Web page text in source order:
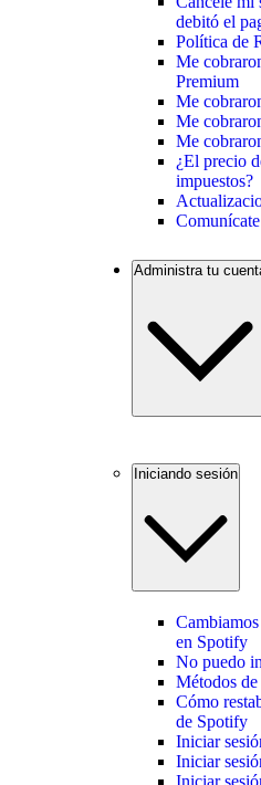
debitó el
Política de
Me
Premium
Me
Me
Me
¿El precio
impuestos?
Administra tu
Iniciando sesión
en Spotify
No puedo
Métodos
Cómo
de Spotify
Iniciar
Iniciar
Iniciar